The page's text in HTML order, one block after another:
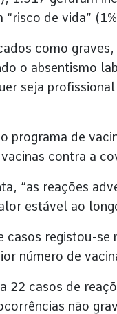
“risco de vida”
como
o absentismo
seja
programa de
vacinas contra a
“as reações
estável ao
casos registou-
número de
22 casos de
não